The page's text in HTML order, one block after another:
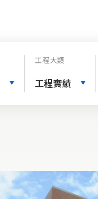
工程大類
工程實績